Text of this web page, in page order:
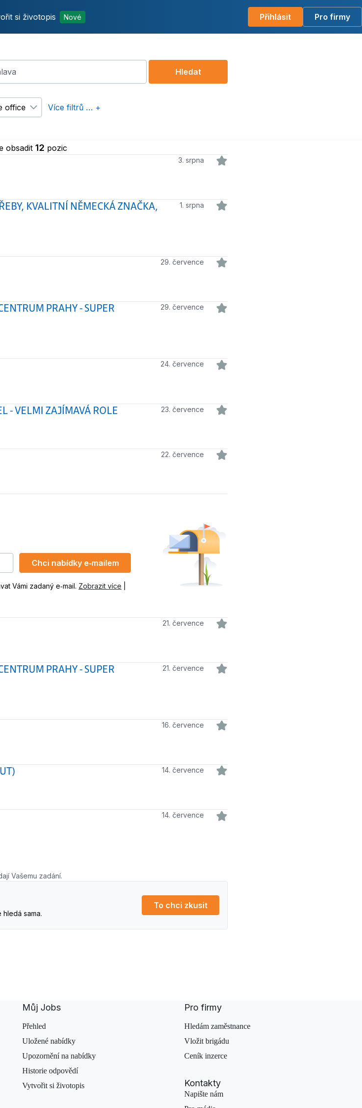
si životopis Nové Přihlásit Pro firmy
Jazyky
office
Změnit filtr Home office
Více filtrů … +
Hledat
obsadit 12 pozic
3. srpna
KVALITNÍ NĚMECKÁ ZNAČKA,
1. srpna
29. července
PRAHY - SUPER
29. července
24. července
- VELMI ZAJÍMAVÁ ROLE 23. července
22. července
Chci nabídky e‑mailem
Vámi zadaný e‑mail. Zobrazit více
21. července
PRAHY - SUPER
21. července
16. července
14. července
14. července
Vašemu zadání.
sama.
To chci zkusit
Můj Jobs
Přehled
Uložené nabídky
Upozornění na nabídky
Historie odpovědí
Vytvořit si životopis
Pro firmy
Hledám zaměstnance
Vložit brigádu
Ceník inzerce
Kontakty
Napište nám